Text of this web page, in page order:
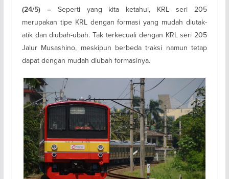
(24/5) – Seperti yang kita ketahui, KRL seri 205
merupakan tipe KRL dengan formasi yang mudah diutak-
atik dan diubah-ubah. Tak terkecuali dengan KRL seri 205
Jalur Musashino, meskipun berbeda traksi namun tetap
dapat dengan mudah diubah formasinya.